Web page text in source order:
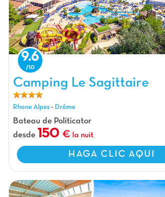
Camping Le Sagittaire, Camping Rhone Alpes
9.6
Camping Le Sagittaire
Rhone Alpes- Drôme
Bateau de Politicator
desde
150 la nuit
HAGA CLIC AQUI